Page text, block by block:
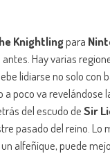
Knightlingpara
Hay varias
lidiarse no solo con
a poco va revelándose
del escudo deSir
pasado del reino. Lo
alfeñique, puede